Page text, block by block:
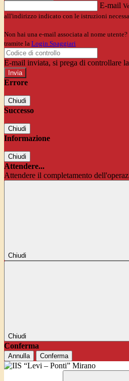
E-mail
all'indirizzo indicato con le istruzioni
Non hai una e-mail associata al nome
tramite la Login Spaggiari
E-mail inviata, si prega di controllare
Errore
Chiudi
Successo
Chiudi
Informazione
Chiudi
Attendere...
Attendere il completamento
Chiudi
Chiudi
Conferma
Annulla Conferma